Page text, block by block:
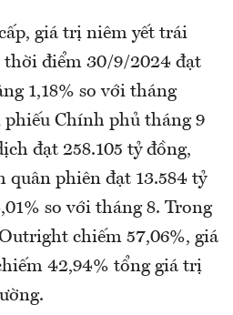
giá trị niêm yết trái
điểm 30/9/2024 đạt
1,18% so với tháng
Chính phủ tháng 9
đạt 258.105 tỷ đồng,
quân phiên đạt 13.584 tỷ
so với tháng 8. Trong
chiếm 57,06%, giá
42,94% tổng giá trị